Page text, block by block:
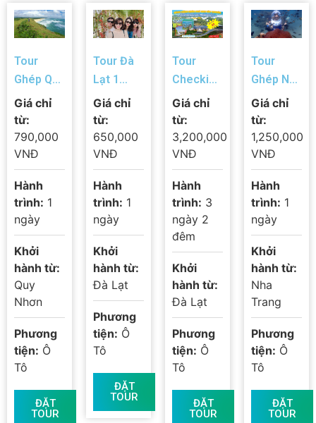
Tour
Ghép Quy
Nhơn –
Phú Yên:
MẰNG
LĂNG –
GHỀNH
ĐÁ ĐĨA –
ĐẦM Ô
LOAN –
CHÙA
THANH
LƯƠNG ”
Giá chỉ
từ:
790,000
VNĐ
Hành
trình: 1
ngày
Khởi
hành từ:
Quy
Nhơn
Phương
tiện: Ô
Tô
ĐẶT
TOUR
Tour Đà
Lạt 1
Ngày :
Khám
Phá Đà
Lạt Ngàn
Hoa
Giá chỉ
từ:
650,000
VNĐ
Hành
trình: 1
ngày
Khởi
hành từ:
Đà Lạt
Phương
tiện: Ô
Tô
ĐẶT
TOUR
Tour
Checkin
Nam Tây
Nguyên :
Đà Lạt –
Tà Đùng
– Buôn
Ma Thuột
Giá chỉ
từ:
3,200,000
VNĐ
Hành
trình: 3
ngày 2
đêm
Khởi
hành từ:
Đà Lạt
Phương
tiện: Ô
Tô
ĐẶT
TOUR
Tour
Ghép Nha
Trang
Hàng
Ngày: Đi
Bộ Dưới
Đại
Dương –
Khám
Phá Vịnh
Nha
Trang
Giá chỉ
từ:
1,250,000
VNĐ
Hành
trình: 1
ngày
Khởi
hành từ:
Nha
Trang
Phương
tiện: Ô
Tô
ĐẶT
TOUR